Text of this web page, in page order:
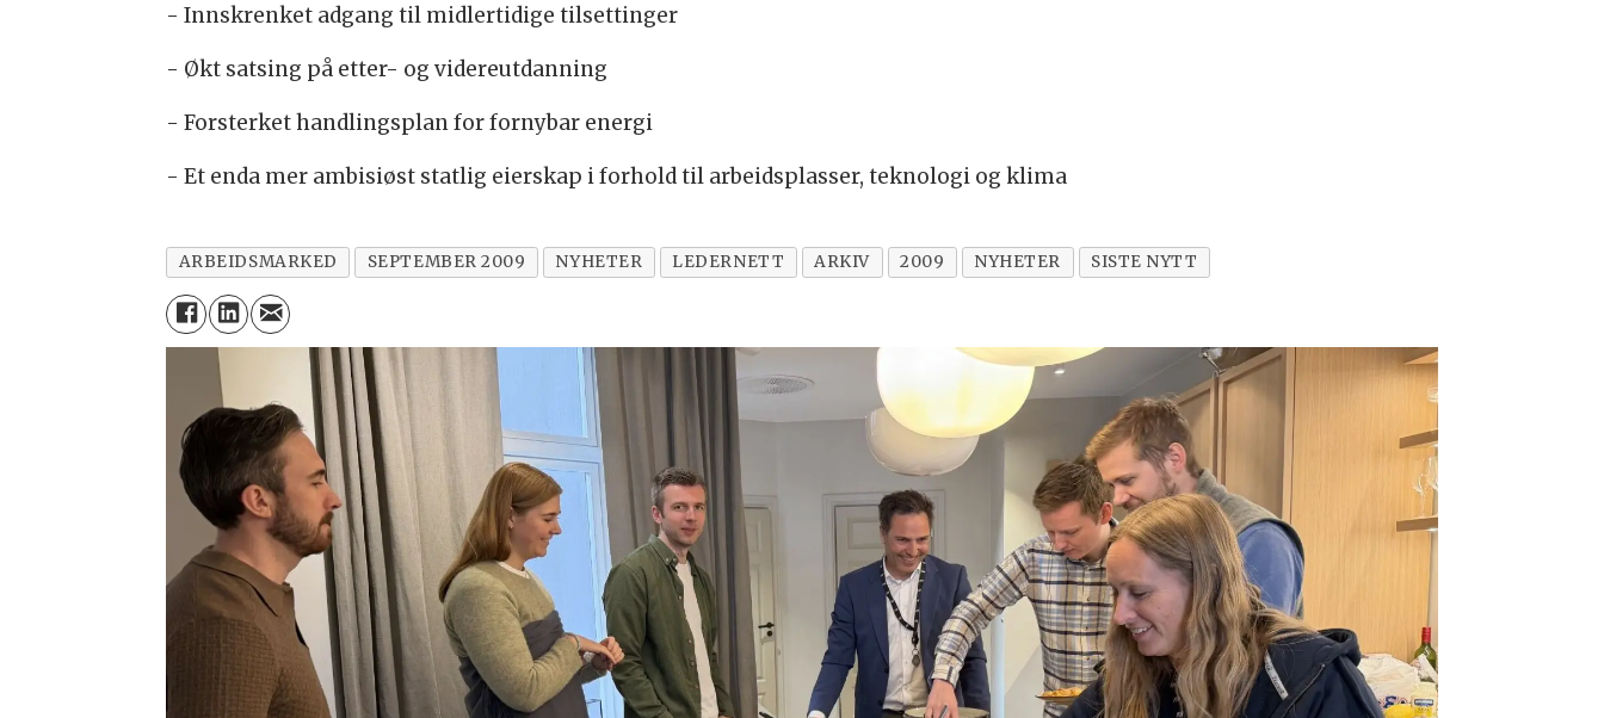
- Innskrenket adgang til midlertidige tilsettinger
- Økt satsing på etter- og videreutdanning
- Forsterket handlingsplan for fornybar energi
- Et enda mer ambisiøst statlig eierskap i forhold til arbeidsplasser, teknologi og klima
ARBEIDSMARKED SEPTEMBER 2009 NYHETER LEDERNETT ARKIV 2009 NYHETER SISTE NYTT